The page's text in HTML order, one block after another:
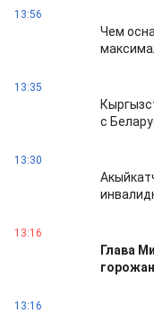
13:56
Чем
13:35
с
13:30
13:16
Глава
горожан
13:16